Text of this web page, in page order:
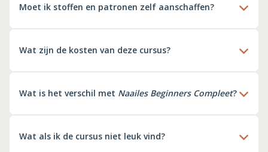
Moet ik stoffen en patronen zelf aanschaffen?
Ja, stoffen en naaipatronen of tijdschriften schaf je zelf
geschikte stoffen en patronen, en waar je ze kunt vinden.
Wat zijn de kosten van deze cursus?
Je kunt de losse cursus kopen voor € 147,-
Wat is het verschil met Naailes Beginners Compleet?
Naailes Beginners Compleetis een cursus pakket waar
geschikt voor beginnende naaisters en bevat ook
Wat als ik de cursus niet leuk vind?